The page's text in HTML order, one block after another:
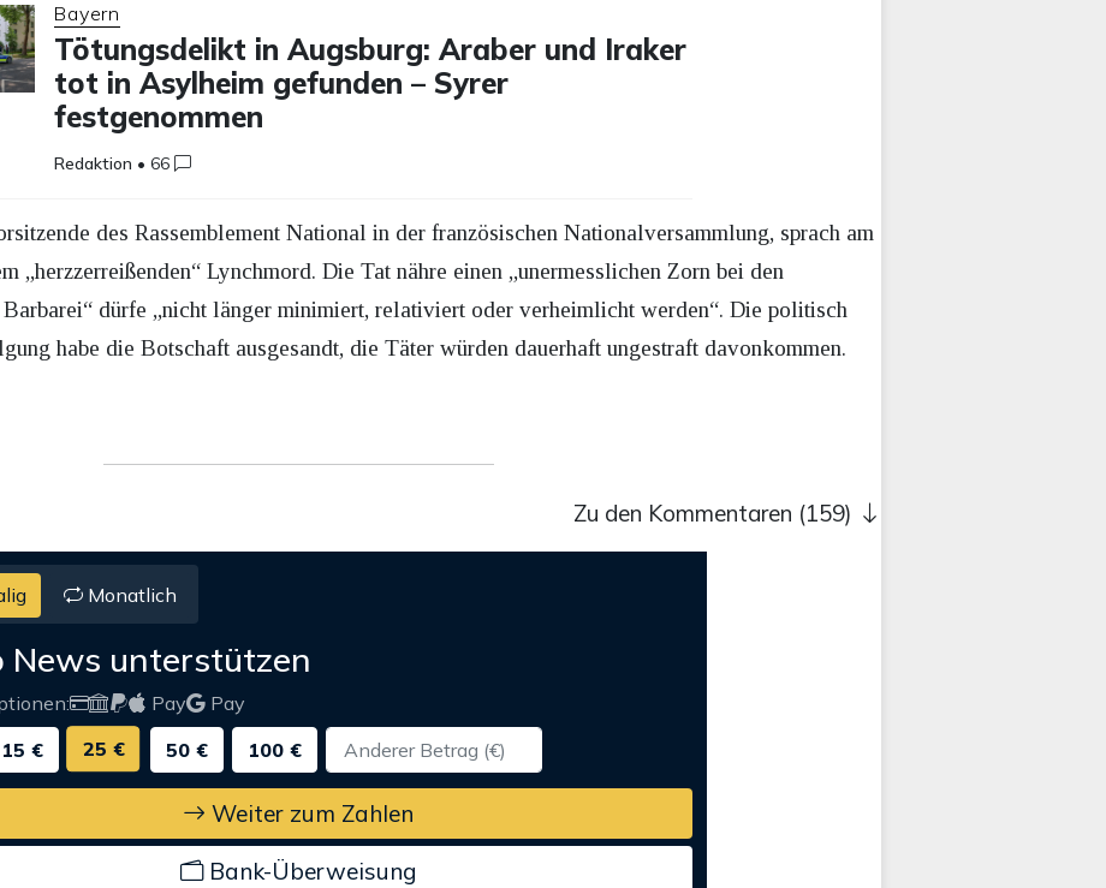
Bayern
Tötungsdelikt in Augsburg: Araber und Iraker
tot in Asylheim gefunden – Syrer
festgenommen
Redaktion •66
des Rassemblement National in der französischen Nationalversammlung, sprach am
„herzzerreißenden“ Lynchmord. Die Tat nähre einen „unermesslichen Zorn bei den
dürfe „nicht länger minimiert, relativiert oder verheimlicht werden“. Die politisch
habe die Botschaft ausgesandt, die Täter würden dauerhaft ungestraft davonkommen.
Zu den Kommentaren (159)
Monatlich
News unterstützen
Pay
Pay
15 € 25 € 50 € 100 €
Weiter zum Zahlen
Bank-Überweisung